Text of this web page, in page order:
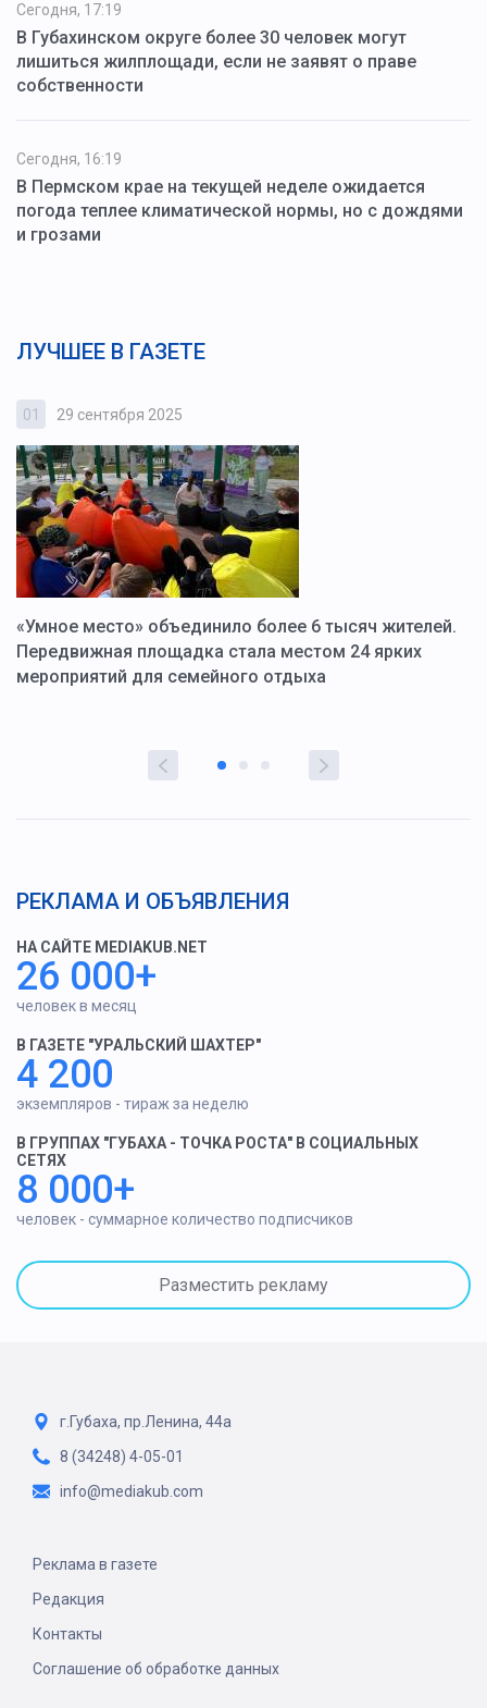
Сегодня, 17:19
В Губахинском округе более 30 человек могут
лишиться жилплощади, если не заявят о праве
собственности
Сегодня, 16:19
В Пермском крае на текущей неделе ожидается
погода теплее климатической нормы, но с дождями
и грозами
ЛУЧШЕЕ В ГАЗЕТЕ
01 29 сентября 2025
«Умное место» объединило более 6 тысяч жителей.
Передвижная площадка стала местом 24 ярких
мероприятий для семейного отдыха
РЕКЛАМА И ОБЪЯВЛЕНИЯ
НА САЙТЕ MEDIAKUB.NET
26 000+
человек в месяц
В ГАЗЕТЕ "УРАЛЬСКИЙ ШАХТЕР"
4 200
экземпляров - тираж за неделю
В ГРУППАХ "ГУБАХА - ТОЧКА РОСТА" В СОЦИАЛЬНЫХ
СЕТЯХ
8 000+
человек - суммарное количество подписчиков
Разместить рекламу
г.Губаха, пр.Ленина, 44а
8 (34248) 4-05-01
info@mediakub.com
Реклама в газете
Редакция
Контакты
Соглашение об обработке данных